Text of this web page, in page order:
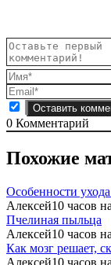
0 Комментарий
Похожие
Особенности
Алексей10 часов
Пчелиная пыльца
Алексей10 часов
Как мозг решает,
Алексей10 часов